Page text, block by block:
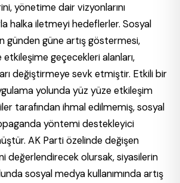
yönetime dair vizyonlarını
halka iletmeyi hedeflerler. Sosyal
günden güne artış göstermesi,
etkileşime geçecekleri alanları,
değiştirmeye sevk etmiştir. Etkili bir
yolunda yüz yüze etkileşim
tarafından ihmal edilmemiş, sosyal
yöntemi destekleyici
AK Parti özelinde değişen
değerlendirecek olursak, siyasilerin
sosyal medya kullanımında artış